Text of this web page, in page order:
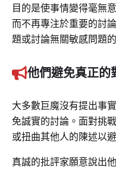
目的是使事情變得毫無
而不再專注於重要的討
題或討論無關敏感問題
他們避免真正的
大多數巨魔沒有提出事
免誠實的討論。面對挑
或扭曲其他人的陳述以
真誠的批評家願意說出